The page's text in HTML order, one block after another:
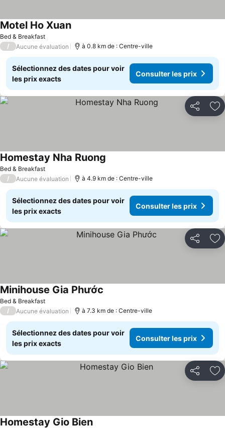
Bed & Breakfast
Motel Ho Xuan
/ Aucune évaluation à 0.8 km de : Centre-ville
Sélectionnez des dates pour voir
les prix exacts
Consulter les prix
Partager
Bed & Breakfast
Homestay Nha Ruong
/ Aucune évaluation à 4.9 km de : Centre-ville
Sélectionnez des dates pour voir
les prix exacts
Consulter les prix
Partager
Bed & Breakfast
Minihouse Gia Phước
/ Aucune évaluation à 7.3 km de : Centre-ville
Sélectionnez des dates pour voir
les prix exacts
Consulter les prix
Partager
Homestay Gio Bien